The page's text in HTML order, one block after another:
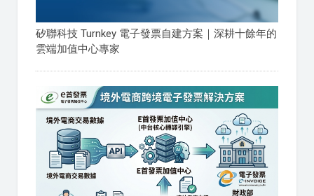
矽聯科技 Turnkey 電子發票自建方案｜深耕十餘年的
雲端加值中心專家